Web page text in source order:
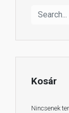
Kosár
Nincsenek